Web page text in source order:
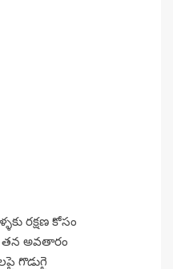
రక్షణ కోసం
తన అవతారం
గొడుగై